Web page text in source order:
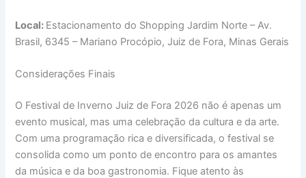
Local: Estacionamento do Shopping Jardim Norte – Av.
Brasil, 6345 – Mariano Procópio, Juiz de Fora, Minas Gerais
Considerações Finais
O Festival de Inverno Juiz de Fora 2026 não é apenas um
evento musical, mas uma celebração da cultura e da arte.
Com uma programação rica e diversificada, o festival se
consolida como um ponto de encontro para os amantes
da música e da boa gastronomia. Fique atento às